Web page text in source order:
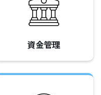
資金管理